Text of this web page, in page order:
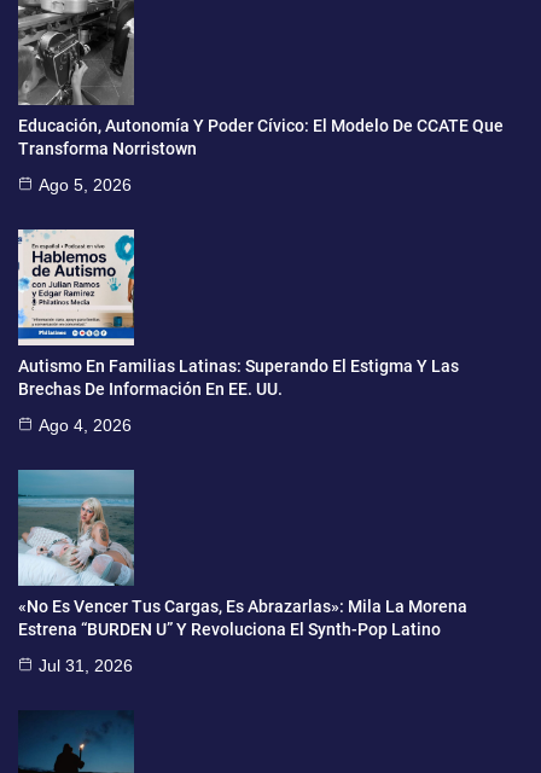
Educación, Autonomía Y Poder Cívico: El Modelo De CCATE Que
Transforma Norristown
Ago 5, 2026
Autismo En Familias Latinas: Superando El Estigma Y Las
Brechas De Información En EE. UU.
Ago 4, 2026
«No Es Vencer Tus Cargas, Es Abrazarlas»: Mila La Morena
Estrena “BURDEN U” Y Revoluciona El Synth-Pop Latino
Jul 31, 2026